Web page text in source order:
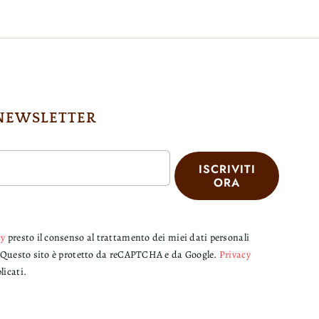
ISCRIVITI
ORA
presto il consenso al trattamento dei miei dati personali
sito è protetto da reCAPTCHA e da Google. Privacy